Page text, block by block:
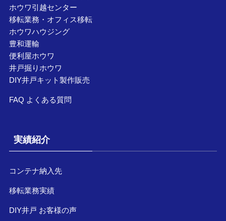
ホウワ引越センター
移転業務・オフィス移転
ホウワハウジング
豊和運輸
便利屋ホウワ
井戸掘りホウワ
DIY井戸キット製作販売
FAQ よくある質問
実績紹介
コンテナ納入先
移転業務実績
DIY井戸 お客様の声